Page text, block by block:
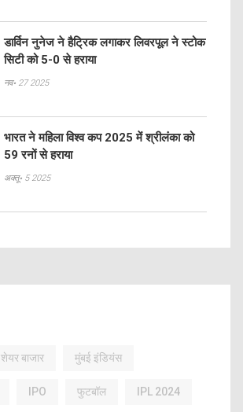
डार्विन नुनेज ने हैट्रिक लगाकर लिवरपूल ने स्टोक
सिटी को 5-0 से हराया
नव॰ 27 2025
भारत ने महिला विश्व कप 2025 में श्रीलंका को
59 रनों से हराया
अक्तू॰ 5 2025
शेयर बाजार मुंबई इंडियंस
IPO फुटबॉल IPL 2024